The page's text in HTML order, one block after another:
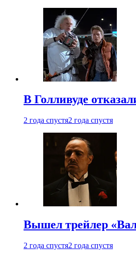
В Голливуде
2 года спустя2 года спустя
Вышел трейлер
2 года спустя2 года спустя